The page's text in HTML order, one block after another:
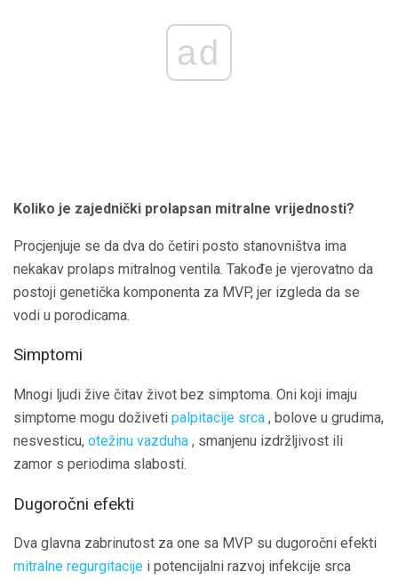
ad
Koliko je zajednički prolapsan mitralne vrijednosti?
Procjenjuje se da dva do četiri posto stanovništva ima
nekakav prolaps mitralnog ventila. Takođe je vjerovatno da
postoji genetička komponenta za MVP, jer izgleda da se
vodi u porodicama.
Simptomi
Mnogi ljudi žive čitav život bez simptoma. Oni koji imaju
simptome mogu doživeti palpitacije srca , bolove u grudima,
nesvesticu, otežinu vazduha , smanjenu izdržljivost ili
zamor s periodima slabosti.
Dugoročni efekti
Dva glavna zabrinutost za one sa MVP su dugoročni efekti
mitralne regurgitacije i potencijalni razvoj infekcije srca